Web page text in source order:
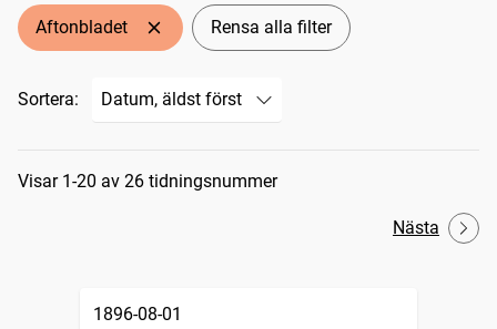
Aftonbladet Rensa alla filter
Sortera:
Sökresultat
Visar 1-20 av 26 tidningsnummer
Nästa
1896-08-01